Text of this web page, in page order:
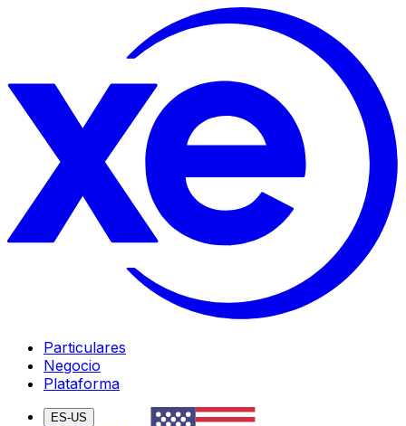
Particulares
Negocio
Plataforma
ES-US